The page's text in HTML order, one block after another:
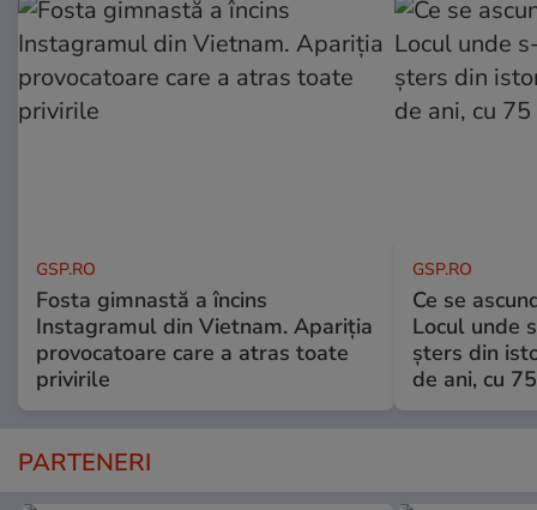
GSP.RO
Fosta gimnastă a încins
Instagramul din Vietnam. Apariția
provocatoare care a atras toate
privirile
GSP.RO
Ce se
Locul unde
șters din
de ani, cu
PARTENERI